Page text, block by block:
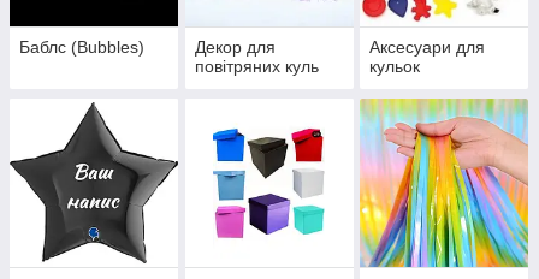
Баблс (Bubbles)
Декор для
повітряних куль
Аксесуари для
кульок